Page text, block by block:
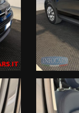
officina specializzata
o il numero di targa (
foto con targa e
legale di